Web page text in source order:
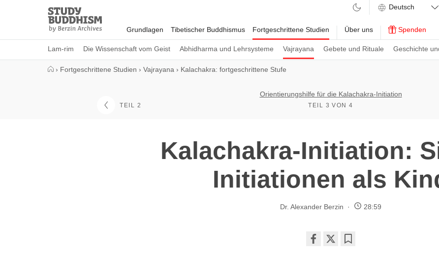
Study
Buddhism
Home
Grundlagen Tibetischer Buddhismus Fortgeschrittene Studien
Lam-rim Die Wissenschaft vom Geist Abhidharma und Lehrsysteme Vajrayana Gebete und Rituale Geschichte
Über uns Spenden
› Fortgeschrittene Studien › Vajrayana › Kalachakra: fortgeschrittene Stufe
TEIL 2
Orientierungshilfe für die Kalachakra-Initiation
TEIL 3 VON 4
Kalachakra-Initiation:
Initiationen als
Dr. Alexander Berzin 28:59